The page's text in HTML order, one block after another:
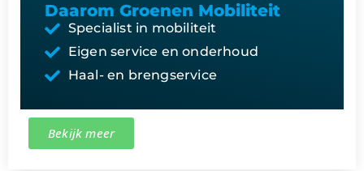
Daarom Groenen Mobiliteit
Specialist in mobiliteit
Eigen service en onderhoud
Haal- en brengservice
Bekijk meer